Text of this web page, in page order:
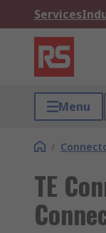
Services
Menu
/
TE